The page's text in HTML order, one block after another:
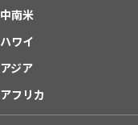
中南米
ハワイ
アジア
アフリカ